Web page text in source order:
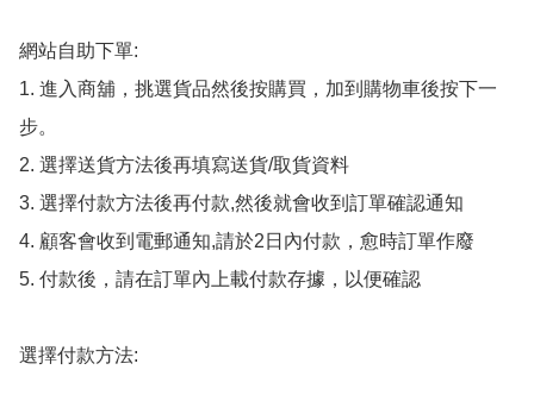
網站自助下單:
1. 進入商舖，挑選貨品然後按購買，加到購物車後按下一
步。
2. 選擇送貨方法後再填寫送貨/取貨資料
3. 選擇付款方法後再付款,然後就會收到訂單確認通知
4. 顧客會收到電郵通知,請於2日內付款，愈時訂單作廢
5. 付款後，請在訂單內上載付款存據，以便確認
選擇付款方法: